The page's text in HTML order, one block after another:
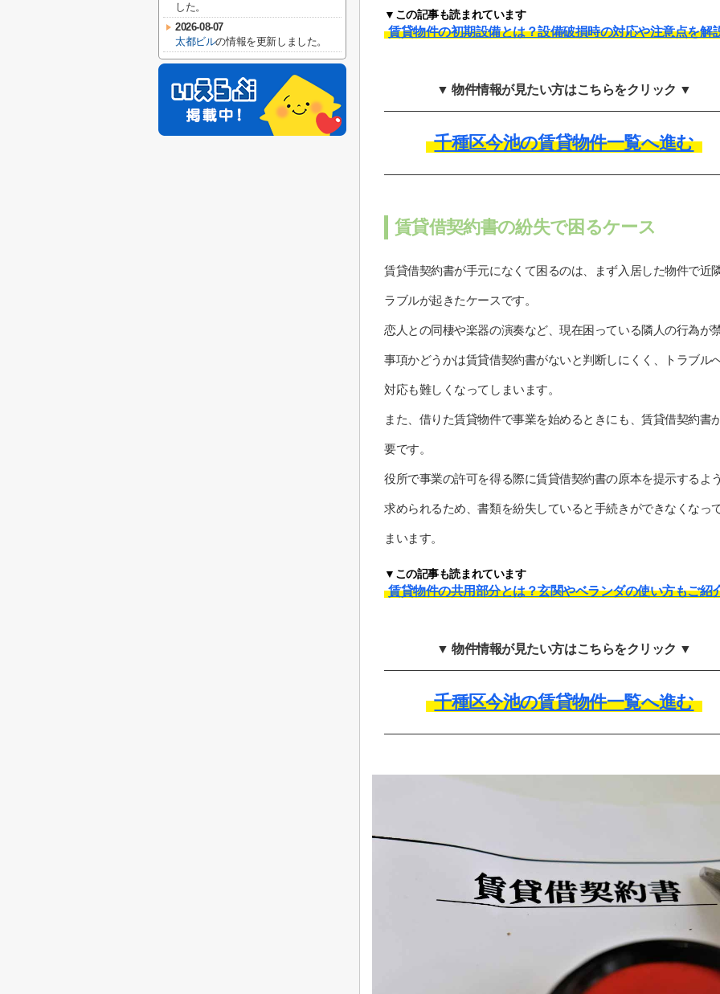
▼この記事も読まれています
賃貸物件の初期設備とは？設備破損時の対応や注意点を解
▼ 物件情報が見たい方はこちらをクリック ▼
千種区今池の賃貸物件一覧へ進む
賃貸借契約書の紛失で困るケース
賃貸借契約書が手元になくて困るのは、まず入居した物件で近
ラブルが起きたケースです。
恋人との同棲や楽器の演奏など、現在困っている隣人の行為が
事項かどうかは賃貸借契約書がないと判断しにくく、トラブル
対応も難しくなってしまいます。
また、借りた賃貸物件で事業を始めるときにも、賃貸借契約書
要です。
役所で事業の許可を得る際に賃貸借契約書の原本を提示するよ
求められるため、書類を紛失していると手続きができなくなっ
まいます。
▼この記事も読まれています
賃貸物件の共用部分とは？玄関やベランダの使い方もご紹
▼ 物件情報が見たい方はこちらをクリック ▼
千種区今池の賃貸物件一覧へ進む
した。
2026-08-07
太都ビルの情報を更新しました。